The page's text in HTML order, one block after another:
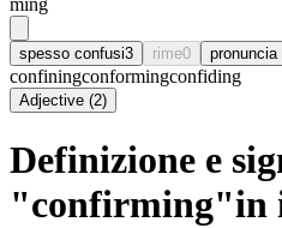
spesso confusi3 rime0
confiningconformingconfiding
Adjective (2)
Definizione e
"confirming"in